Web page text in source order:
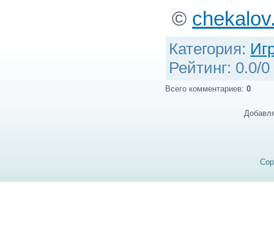
©
Категория:
Рейтинг: 0.0/0
Всего комментариев: 0